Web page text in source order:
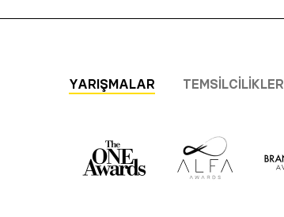
YARIŞMALAR TEMSILCILIKLER